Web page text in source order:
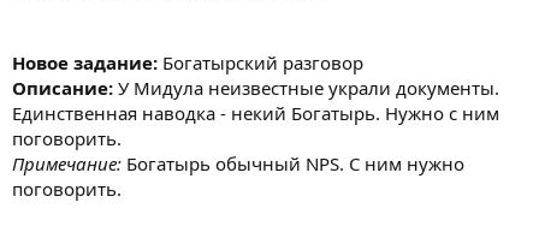
Новое задание: Богатырский разговор
Описание: У Мидула неизвестные украли документы.
Единственная наводка - некий Богатырь. Нужно с ним
поговорить.
Примечание: Богатырь обычный NPS. С ним нужно
поговорить.